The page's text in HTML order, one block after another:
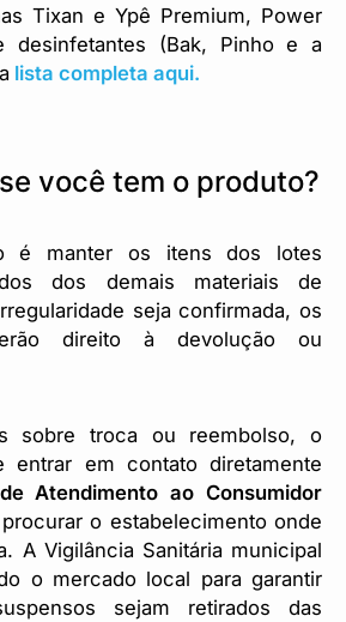
Tixan e Ypê Premium, Power
desinfetantes (Bak, Pinho e a
lista completa aqui.
você tem o produto?
é manter os itens dos lotes
dos demais materiais de
seja confirmada, os
direito à devolução ou
sobre troca ou reembolso, o
entrar em contato diretamente
Atendimento ao Consumidor
o estabelecimento onde
A Vigilância Sanitária municipal
o mercado local para garantir
sejam retirados das